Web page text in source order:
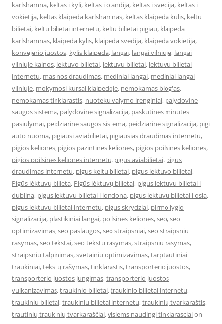
karlshamna, keltas i kyli, keltas i olandija, keltas i svedija, keltas i
vokietija, keltas klaipeda karlshamnas, keltas klaipeda kulis, keltu
bilietai, keltu bilietai internetu, keltu bilietai pigiau, klaipeda
karlshamnas, klaipeda kylis, klaipeda svedija, klaipeda vokietija,
konvejerio juostos, kylis klaipeda, langai, langai vilniuje, langai
vilniuje kainos, lektuvo bilietai, lektuvu bilietai, lektuvu bilietai
internetu, masinos draudimas, mediniai langai, mediniai langai
vilniuje, mokymosi kursai klaipedoje, nemokamas blog'as,
nemokamas tinklarastis, nuoteku valymo irenginiai, palydovine
saugos sistema, palydovine signalizacija, paskutines minutes
pasiulymai, peidziarine saugos sistema, peidziarine signalizacija, pigi
auto nuoma, pigiausi aviabilietai, pigiausias draudimas internetu,
pigios keliones, pigios pazintines keliones, pigios poilsines keliones,
pigios poilsines keliones internetu, pigūs aviabilietai, pigus
draudimas internetu, pigus keltu bilietai, pigus lektuvo bilietai,
Pigūs lėktuvų bilieta, Pigūs lėktuvų bilietai, pigus lektuvu bilietai i
dublina, pigus lektuvu bilietai i londona, pigus lektuvu bilietai i osla,
pigus lektuvu bilietai internetu, pigus skrydziai, pirmo lygio
signalizacija, plastikiniai langai, poilsines keliones,seo,seo
optimizavimas,seo paslaugos,seo straipsniai,seo straipsniu
rasymas,seo tekstai,seo tekstu rasymas,straipsniu rasymas,
straipsniu talpinimas,svetainiu optimizavimas,tarptautiniai
traukiniai,tekstų rašymas,tinklarastis,transporterio juostos,
transporterio juostos jungimas,transporterio juostos
vulkanizavimas,traukinio bilietai,traukinio bilietai internetu,
traukiniu bilietai,traukiniu bilietai internetu,traukinių tvarkaraštis,
trautinių traukinių tvarkaraščiai,visiems naudingi tinklarasciaion